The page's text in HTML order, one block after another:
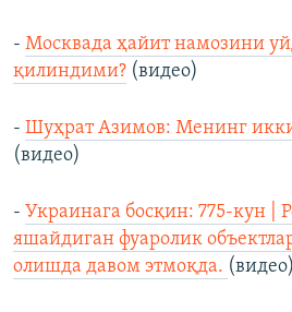
- Москвада ҳайит намозини
қилиндими? (видео)
- Шуҳрат Азимов: Менинг
(видео)
- Украинага босқин: 775-кун |
яшайдиган фуаролик
олишда давом этмоқда. (видео)